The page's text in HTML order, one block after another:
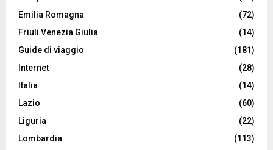
Emilia Romagna
(72)
Friuli Venezia Giulia
(14)
Guide di viaggio
(181)
Internet
(28)
Italia
(14)
Lazio
(60)
Liguria
(22)
Lombardia
(113)